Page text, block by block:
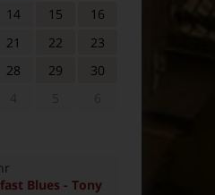
14 15
16
21 22
23
28 29
30
Blues - Tony